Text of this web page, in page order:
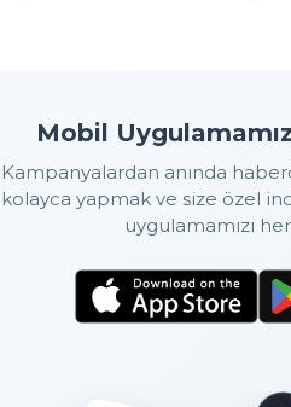
Mobil
Kampanyalardan anında
kolayca yapmak ve size özel
uygulamamızı